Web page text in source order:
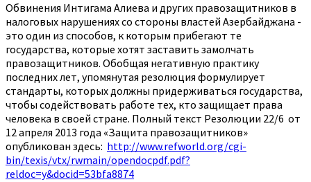
Обвинения Интигама Алиева и других правозащитников в
налоговых нарушениях со стороны властей Азербайджана -
это один из способов, к которым прибегают те
государства, которые хотят заставить замолчать
правозащитников. Обобщая негативную практику
последних лет, упомянутая резолюция формулирует
стандарты, которых должны придерживаться государства,
чтобы содействовать работе тех, кто защищает права
человека в своей стране. Полный текст Резолюции 22/6 от
12 апреля 2013 года «Защита правозащитников»
опубликован здесь: http://www.refworld.org/cgi-
bin/texis/vtx/rwmain/opendocpdf.pdf?
reldoc=y&docid=53bfa8874